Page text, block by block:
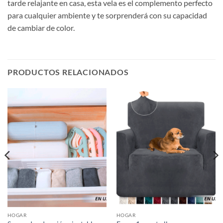
tarde relajante en casa, esta vela es el complemento perfecto
para cualquier ambiente y te sorprenderá con su capacidad
de cambiar de color.
PRODUCTOS RELACIONADOS
HOGAR HOGAR